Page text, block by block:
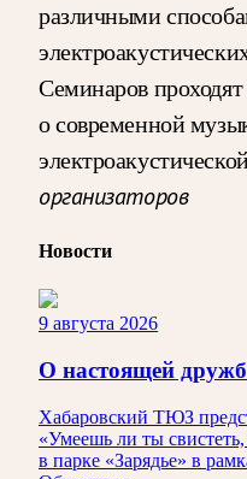
различными
Семинаров
о современной
организаторов
Новости
9 августа 2026
О настоящей
Хабаровский ТЮЗ
«Умеешь ли ты
в парке «Зарядье» в